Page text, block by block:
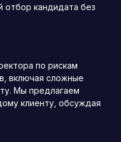
отбор кандидата без
по рискам
включая сложные
Мы предлагаем
клиенту, обсуждая